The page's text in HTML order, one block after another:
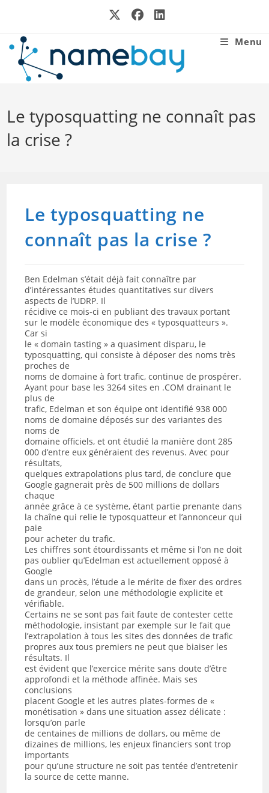
Menu
Le typosquatting ne connaît pas
la crise ?
Le typosquatting ne
connaît pas la crise ?
Ben Edelman s’était déjà fait connaître par
d’intéressantes études quantitatives sur divers
aspects de l’UDRP. Il
récidive ce mois-ci en publiant des travaux portant
sur le modèle économique des « typosquatteurs ».
Car si
le « domain tasting » a quasiment disparu, le
typosquatting, qui consiste à déposer des noms très
proches de
noms de domaine à fort trafic, continue de prospérer.
Ayant pour base les 3264 sites en .COM drainant le
plus de
trafic, Edelman et son équipe ont identifié 938 000
noms de domaine déposés sur des variantes des
noms de
domaine officiels, et ont étudié la manière dont 285
000 d’entre eux généraient des revenus. Avec pour
résultats,
quelques extrapolations plus tard, de conclure que
Google gagnerait près de 500 millions de dollars
chaque
année grâce à ce système, étant partie prenante dans
la chaîne qui relie le typosquatteur et l’annonceur qui
paie
pour acheter du trafic.
Les chiffres sont étourdissants et même si l’on ne doit
pas oublier qu’Edelman est actuellement opposé à
Google
dans un procès, l’étude a le mérite de fixer des ordres
de grandeur, selon une méthodologie explicite et
vérifiable.
Certains ne se sont pas fait faute de contester cette
méthodologie, insistant par exemple sur le fait que
l’extrapolation à tous les sites des données de trafic
propres aux tous premiers ne peut que biaiser les
résultats. Il
est évident que l’exercice mérite sans doute d’être
approfondi et la méthode affinée. Mais ses
conclusions
placent Google et les autres plates-formes de «
monétisation » dans une situation assez délicate :
lorsqu’on parle
de centaines de millions de dollars, ou même de
dizaines de millions, les enjeux financiers sont trop
importants
pour qu’une structure ne soit pas tentée d’entretenir
la source de cette manne.